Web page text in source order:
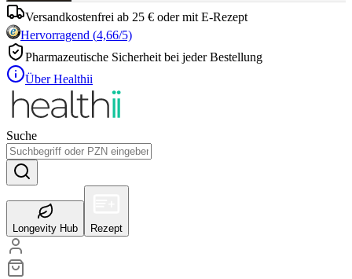
Versandkostenfrei ab 25 € oder mit E-Rezept
Hervorragend (4,66/5)
Pharmazeutische Sicherheit bei jeder Bestellung
Über Healthii
Suche
Longevity Hub Rezept